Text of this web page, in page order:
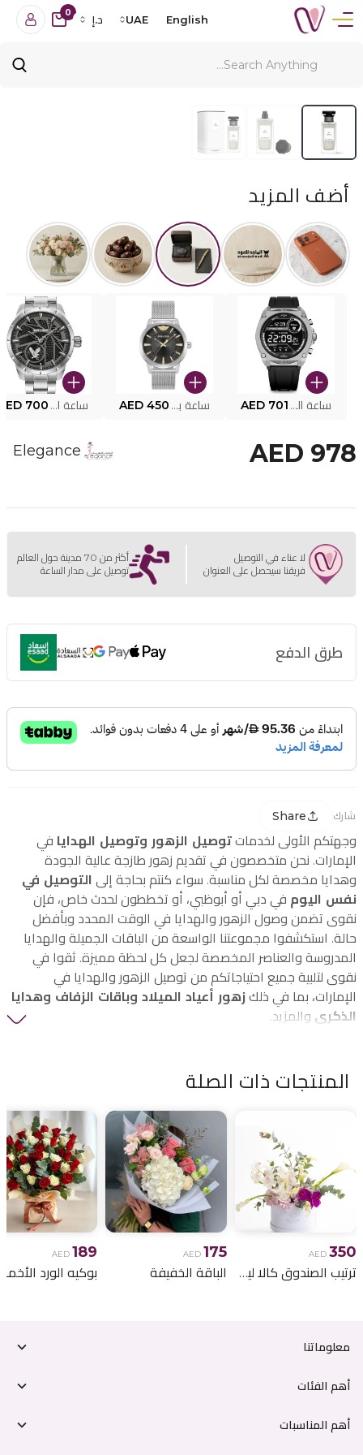
English
UAE د.إ
0
أضف المزيد
ساعة البوليس الذكية MY.AVATAR PEIUN0000101 AED 701 ساعة بوليس للرجال PEWJG0005002 AED 450 ساعة البوليس PEWJG2227302 700
AED 978
Elegance
لا عناء في التوصيل
فريقنا سيحصل على العنوان
أكثر من 70 مدينة حول العالم
توصيل على مدار الساعة
طرق الدفع
شارك Share
وجهتكم الأولى لخدمات توصيل الزهور وتوصيل الهدايا في
الإمارات. نحن متخصصون في تقديم زهور طازجة عالية الجودة
وهدايا مخصصة لكل مناسبة. سواء كنتم بحاجة إلى التوصيل في
نفس اليوم في دبي أو أبوظبي، أو تخططون لحدث خاص، فإن
نقوى تضمن وصول الزهور والهدايا في الوقت المحدد وبأفضل
حالة. استكشفوا مجموعتنا الواسعة من الباقات الجميلة والهدايا
المدروسة والعناصر المخصصة لجعل كل لحظة مميزة. ثقوا في
نقوى لتلبية جميع احتياجاتكم من توصيل الزهور والهدايا في
الإمارات، بما في ذلك زهور أعياد الميلاد وباقات الزفاف وهدايا
الذكرى والمزيد.
المنتجات ذات الصلة
AED 350
ترتيب الصندوق كالا ليلي
AED 175
الباقة الخفيفة
AED 189
معلوماتنا
أهم الفئات
أهم المناسبات